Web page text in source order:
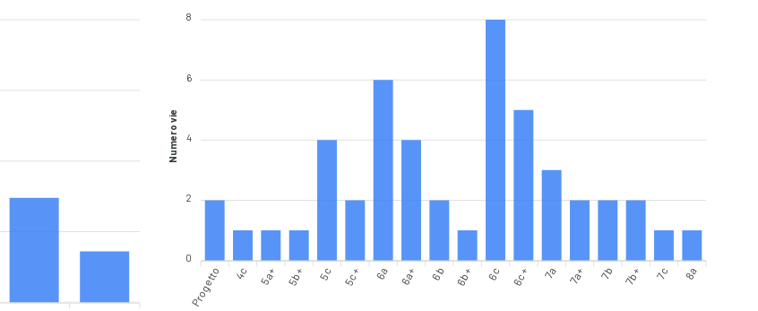
8
6
4
2
0
Numero vie
Progetto 4c 5a+ 5b+ 5c 5c+ 6a 6a+ 6b 6b+ 6c 6c+ 7a 7a+ 7b 7b+ 7c 8a